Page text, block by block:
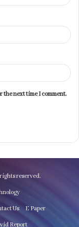
the next time I comment.
reserved.
Us E Paper
Report